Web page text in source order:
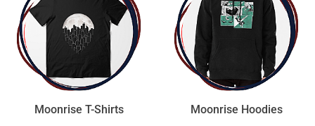
Moonrise T-Shirts Moonrise Hoodies